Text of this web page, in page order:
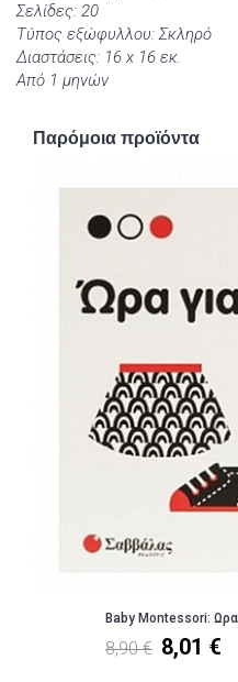
Σελίδες: 20
Τύπος εξώφυλλου: Σκληρό
Διαστάσεις: 16 x 16 εκ.
Από 1 μηνών
Παρόμοια προϊόντα
Baby Montessori: Ωρα
8,90 € 8,01 €